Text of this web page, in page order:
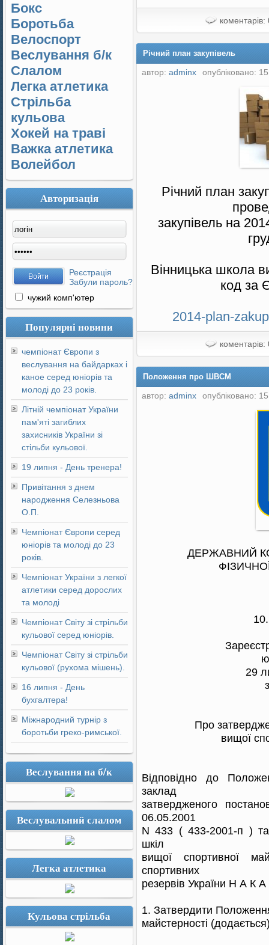
Бокс
Боротьба
Велоспорт
Веслування б/к
Cлалом
Легка атлетика
Стрільба
кульова
Хокей на траві
Важка атлетика
Волейбол
Авторизація
Реєстрація
Забули пароль?
чужий комп'ютер
Популярні новини
чемпіонат Європи з
веслування на байдарках і
каное серед юніорів та
молоді до 23 років.
Літній чемпіонат України
пам'яті загиблих
захисників України зі
стільби кульової.
19 липня - День тренера!
Привітання з днем
народження Селезньова
О.П.
Чемпіонат Європи серед
юніорів та молоді до 23
років.
Чемпіонат України з легкої
атлетики серед дорослих
та молоді
Чемпіонат Світу зі стрільби
кульової серед юніорів.
Чемпіонат Світу зі стрільби
кульової (рухома мішень).
16 липня - День
бухгалтера!
Міжнародний турнір з
боротьби греко-римської.
Веслування на б/к
Веслувальний слалом
Легка атлетика
Кульова стрільба
коментарів:
Річний план закупівель
автор: adminx опубліковано:
Річний план
закупівель на
Вінницька школа
код за
2014-plan-
коментарів:
Положення про ШВСМ
автор: adminx опубліковано:
ДЕРЖАВНИЙ
29
Про
вищої
Відповідно до
заклад
затвердженого
06.05.2001
N 433 ( 433-2001-п ) та
шкіл
вищої спортивної
спортивних
резервів України Н А К
1. Затвердити
майстерності